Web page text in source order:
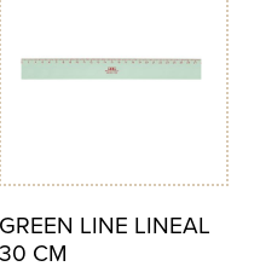
GREEN LINE LINEAL
30 CM